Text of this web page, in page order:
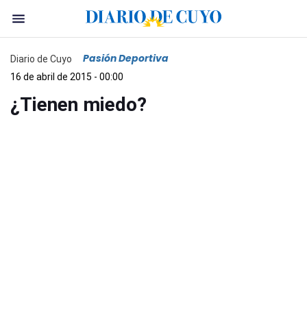
Diario de Cuyo Pasión Deportiva
16 de abril de 2015 - 00:00
¿Tienen miedo?